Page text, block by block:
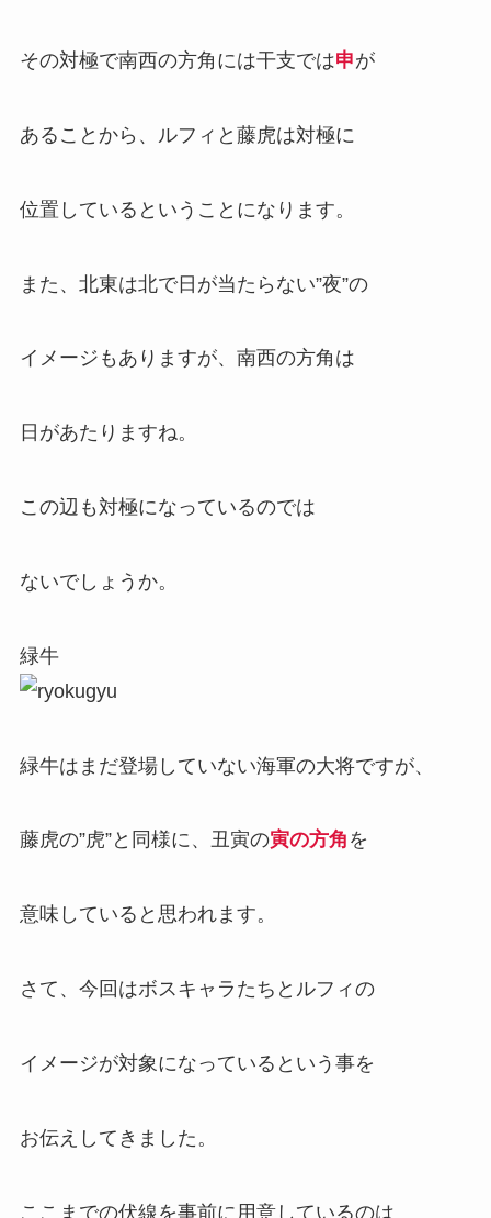
その対極で南西の方角には干支では申が
あることから、ルフィと藤虎は対極に
位置しているということになります。
また、北東は北で日が当たらない”夜”の
イメージもありますが、南西の方角は
日があたりますね。
この辺も対極になっているのでは
ないでしょうか。
緑牛
緑牛はまだ登場していない海軍の大将ですが、
藤虎の”虎”と同様に、丑寅の寅の方角 を
意味していると思われます。
さて、今回はボスキャラたちとルフィの
イメージが対象になっているという事を
お伝えしてきました。
ここまでの伏線を事前に用意しているのは